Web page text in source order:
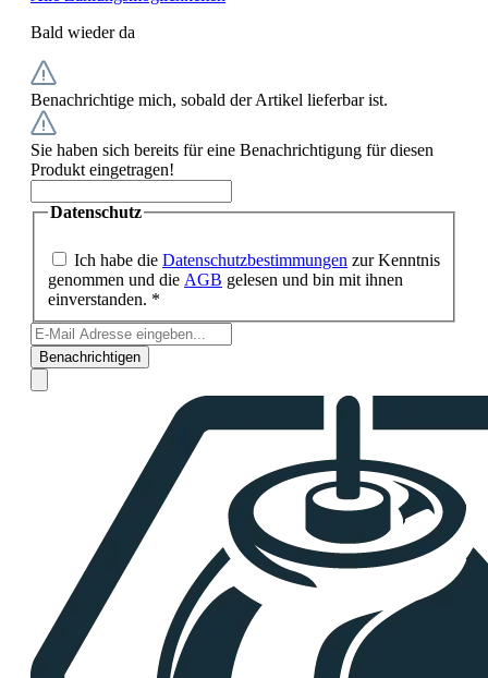
Bald wieder da
Benachrichtige mich, sobald der Artikel lieferbar ist.
Sie haben sich bereits für eine Benachrichtigung für diesen
Produkt eingetragen!
Datenschutz
Ich habe die Datenschutzbestimmungen zur Kenntnis
genommen und die AGB gelesen und bin mit ihnen
einverstanden. *
Benachrichtigen